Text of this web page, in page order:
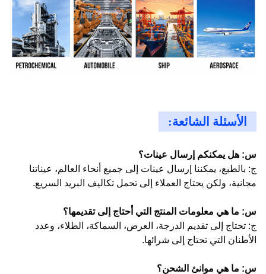
الأسئلة الشائعة:
س: هل يمكنكم إرسال عينات؟
ج: بالطبع، يمكننا إرسال عينات إلى جميع أنحاء العالم، عيناتنا
مجانية، ولكن يحتاج العملاء إلى تحمل تكاليف البريد السريع.
س: ما هي معلومات المنتج التي أحتاج إلى تقديمها؟
ج: تحتاج إلى تقديم الدرجة، العرض، السماكة، الطلاء، وعدد
الأطنان التي تحتاج إلى شرائها.
س: ما هي موانئ الشحن؟